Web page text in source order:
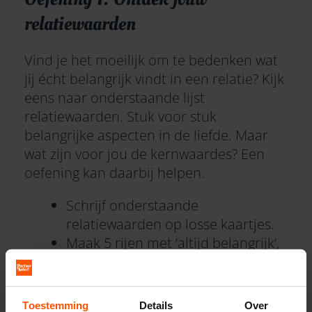
Toestemming Details Over
relatiewaarden
Vind je het moeilijk om te bedenken wat
jij écht belangrijk vindt in een relatie? Kijk
eens naar onderstaande lijst
relatiewaarden. Stuk voor stuk
belangrijke aspecten in de liefde. Maar
wat zijn voor jou de kernwaardes? Een
oefening kan daarbij helpen.
Schrijf onderstaande
relatiewaarden op losse kaartjes.
Maak 5 rijen met ‘altijd belangrijk’,
‘nooit belangrijk’.